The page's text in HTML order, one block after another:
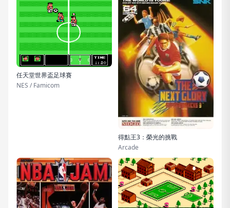
任天堂世界盃足球賽
NES / Famicom
得點王3：榮光的挑戰
Arcade